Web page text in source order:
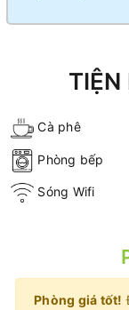
TIỆN
Cà phê
Phòng bếp
Sóng Wifi
Phòng giá tốt!